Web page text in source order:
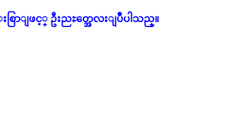
ာျဖင့္ ဦးညႊတ္အေလးျပဳပါသည္။